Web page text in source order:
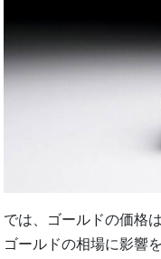
では、ゴールドの価格
ゴールドの相場に影響